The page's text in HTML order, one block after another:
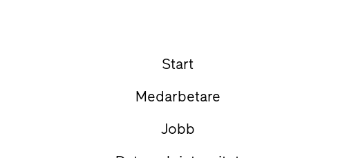
Start
Medarbetare
Jobb